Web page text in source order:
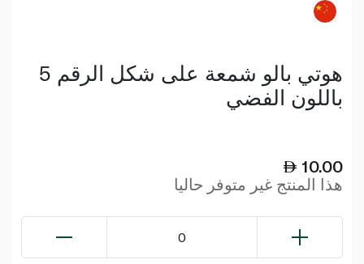
هوتي بالو شمعة على شكل الرقم 5
باللون الفضي
10.00
هذا المنتج غير متوفر حاليا
0